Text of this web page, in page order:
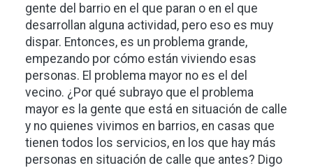
gente del barrio en el que paran o en el que
desarrollan alguna actividad, pero eso es muy
dispar. Entonces, es un problema grande,
empezando por cómo están viviendo esas
personas. El problema mayor no es el del
vecino. ¿Por qué subrayo que el problema
mayor es la gente que está en situación de calle
y no quienes vivimos en barrios, en casas que
tienen todos los servicios, en los que hay más
personas en situación de calle que antes? Digo